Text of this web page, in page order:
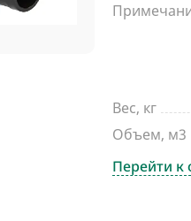
Вес, кг
Объем, м3
Перейти к